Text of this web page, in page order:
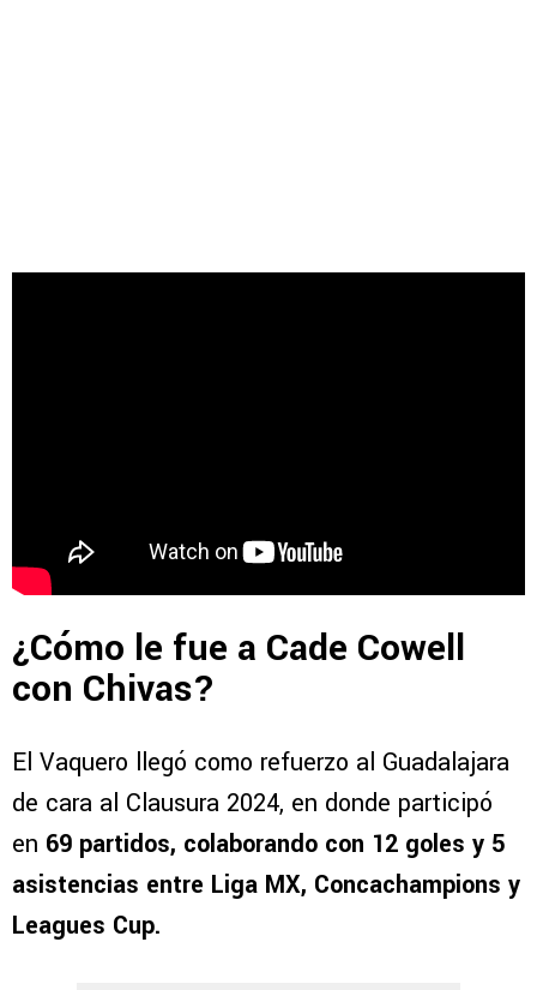
¿Cómo le fue a Cade Cowell
con Chivas?
El Vaquero llegó como refuerzo al Guadalajara
de cara al Clausura 2024, en donde participó
en 69 partidos, colaborando con 12 goles y 5
asistencias entre Liga MX, Concachampions y
Leagues Cup.